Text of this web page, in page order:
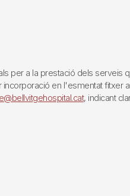
a la prestació dels serveis
en l'esmentat fitxer
, indicant